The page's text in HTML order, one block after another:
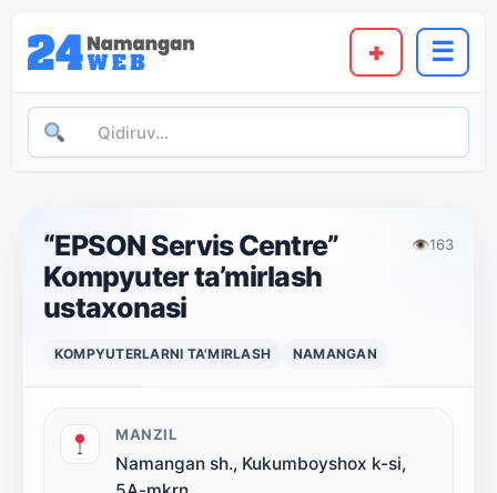
+ ☰
“EPSON Servis Centre”
Kompyuter ta’mirlash
ustaxonasi
👁163
KOMPYUTERLARNI TA'MIRLASH NAMANGAN
MANZIL
Namangan sh., Kukumboyshox k-si,